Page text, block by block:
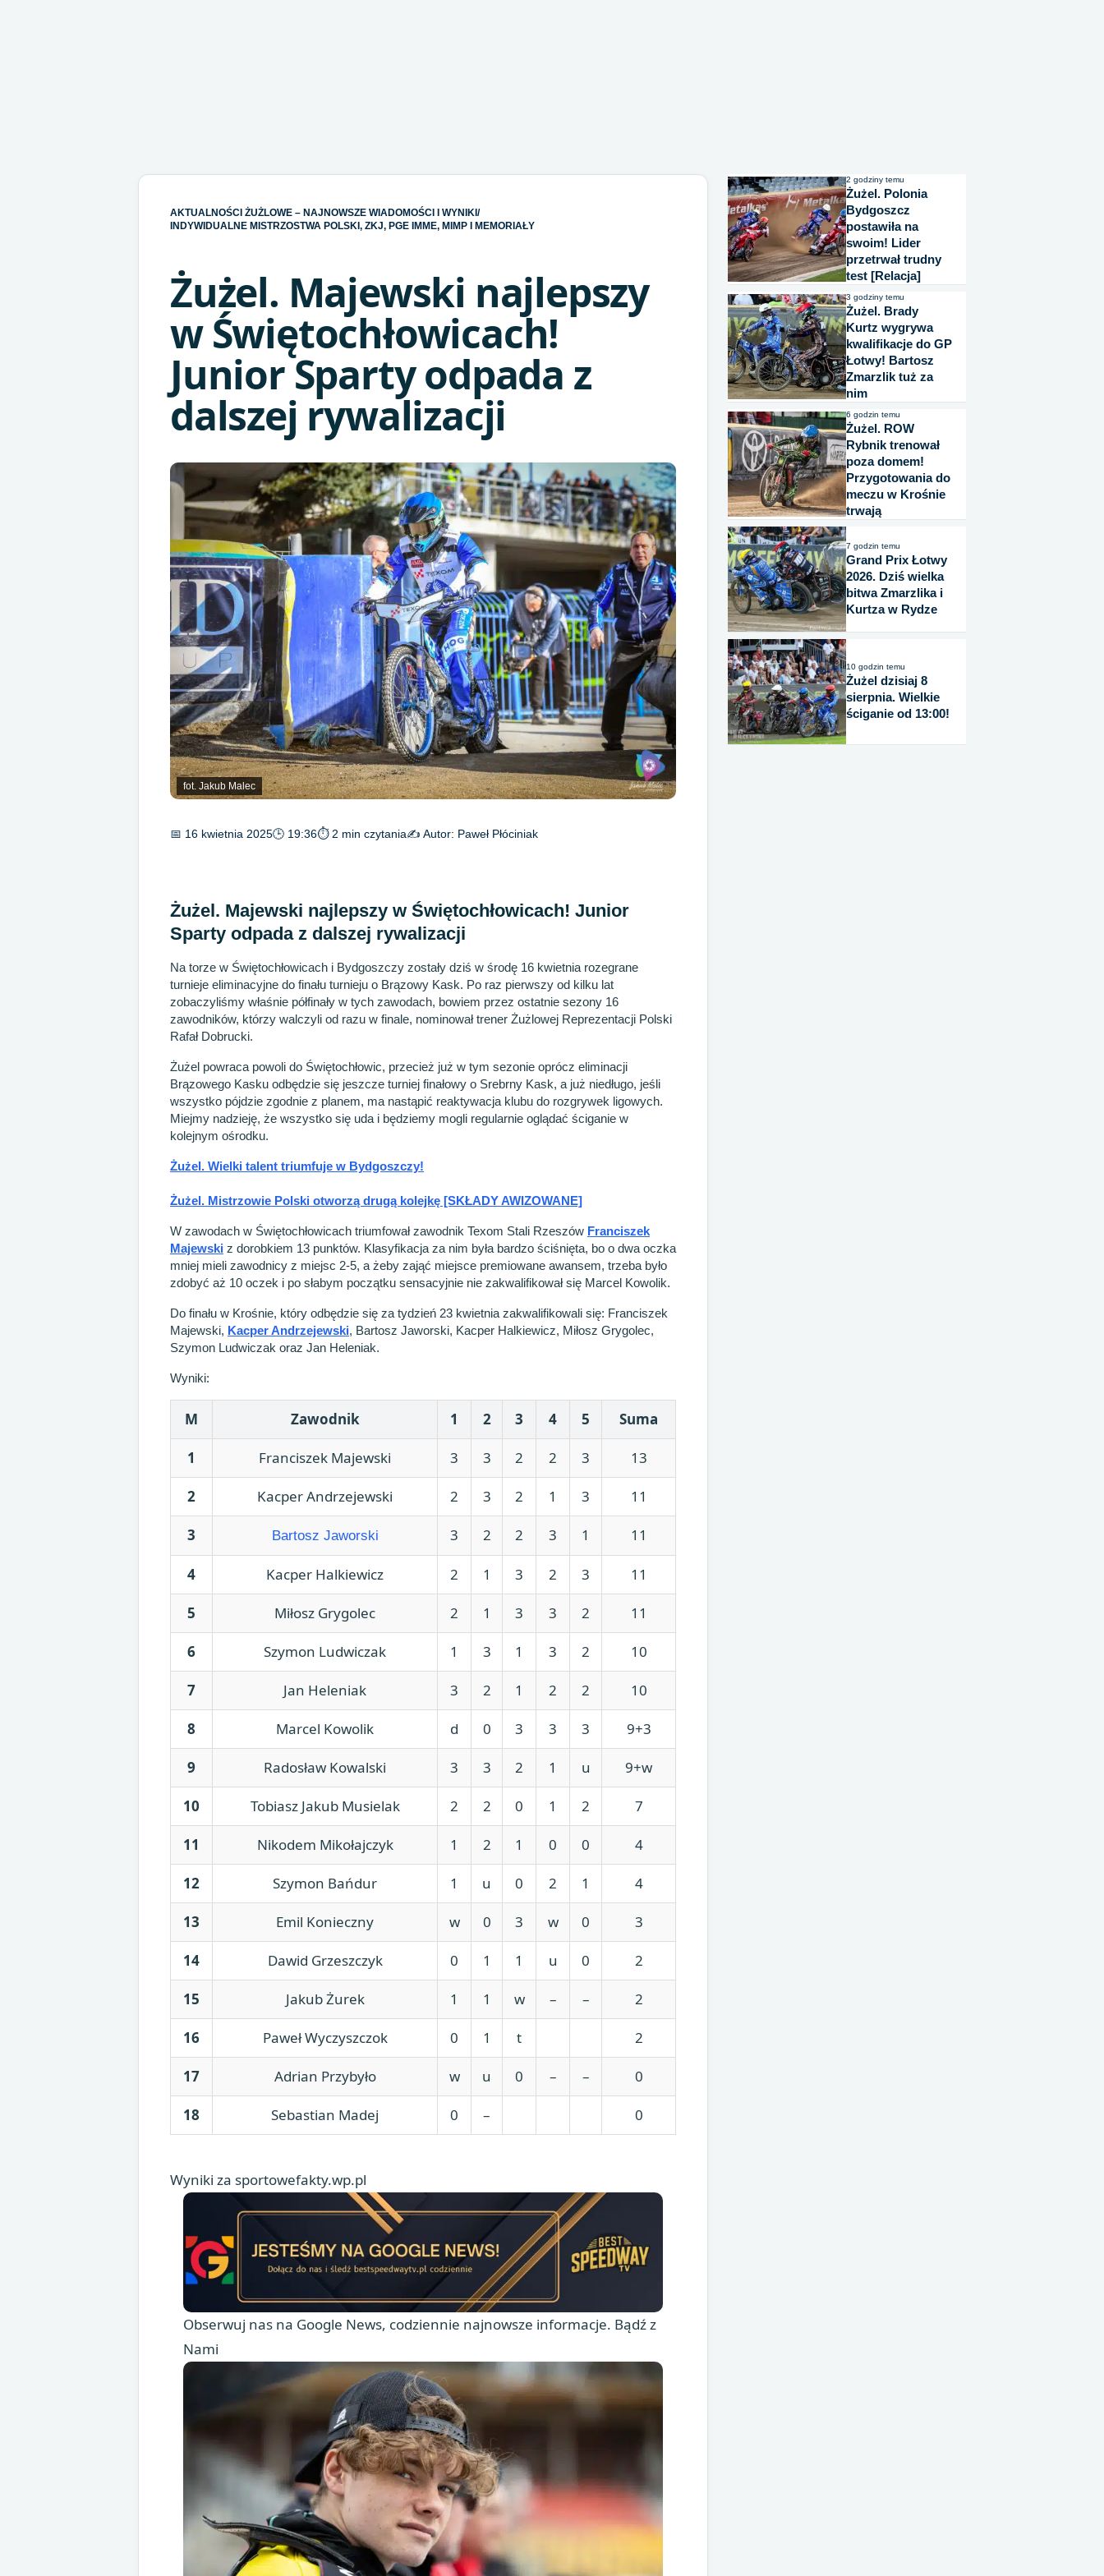
AKTUALNOŚCI ŻUŻLOWE – NAJNOWSZE WIADOMOŚCI I WYNIKI /
INDYWIDUALNE MISTRZOSTWA POLSKI, ZKJ, PGE IMME, MIMP I MEMORIAŁY
Żużel. Majewski najlepszy
w Świętochłowicach!
Junior Sparty odpada z
dalszej rywalizacji
fot. Jakub Malec
📅 16 kwietnia 2025🕒 19:36⏱ 2 min czytania✍️ Autor: Paweł Płóciniak
Żużel. Majewski najlepszy w Świętochłowicach! Junior
Sparty odpada z dalszej rywalizacji
Na torze w Świętochłowicach i Bydgoszczy zostały dziś w środę 16 kwietnia rozegrane
turnieje eliminacyjne do finału turnieju o Brązowy Kask. Po raz pierwszy od kilku lat
zobaczyliśmy właśnie półfinały w tych zawodach, bowiem przez ostatnie sezony 16
zawodników, którzy walczyli od razu w finale, nominował trener Żużlowej Reprezentacji Polski
Rafał Dobrucki.
Żużel powraca powoli do Świętochłowic, przecież już w tym sezonie oprócz eliminacji
Brązowego Kasku odbędzie się jeszcze turniej finałowy o Srebrny Kask, a już niedługo, jeśli
wszystko pójdzie zgodnie z planem, ma nastąpić reaktywacja klubu do rozgrywek ligowych.
Miejmy nadzieję, że wszystko się uda i będziemy mogli regularnie oglądać ściganie w
kolejnym ośrodku.
Żużel. Wielki talent triumfuje w Bydgoszczy!
Żużel. Mistrzowie Polski otworzą drugą kolejkę [SKŁADY AWIZOWANE]
W zawodach w Świętochłowicach triumfował zawodnik Texom Stali Rzeszów Franciszek
Majewski z dorobkiem 13 punktów. Klasyfikacja za nim była bardzo ściśnięta, bo o dwa oczka
mniej mieli zawodnicy z miejsc 2-5, a żeby zająć miejsce premiowane awansem, trzeba było
zdobyć aż 10 oczek i po słabym początku sensacyjnie nie zakwalifikował się Marcel Kowolik.
Do finału w Krośnie, który odbędzie się za tydzień 23 kwietnia zakwalifikowali się: Franciszek
Majewski, Kacper Andrzejewski, Bartosz Jaworski, Kacper Halkiewicz, Miłosz Grygolec,
Szymon Ludwiczak oraz Jan Heleniak.
Wyniki:
M Zawodnik 1 2 3 4 5 Suma
1 Franciszek Majewski 3 3 2 2 3 13
2 Kacper Andrzejewski 2 3 2 1 3 11
3 Bartosz Jaworski 3 2 2 3 1 11
4 Kacper Halkiewicz 2 1 3 2 3 11
5 Miłosz Grygolec 2 1 3 3 2 11
6 Szymon Ludwiczak 1 3 1 3 2 10
7 Jan Heleniak 3 2 1 2 2 10
8 Marcel Kowolik d 0 3 3 3 9+3
9 Radosław Kowalski 3 3 2 1 u 9+w
10 Tobiasz Jakub Musielak 2 2 0 1 2 7
11 Nikodem Mikołajczyk 1 2 1 0 0 4
12 Szymon Bańdur 1 u 0 2 1 4
13 Emil Konieczny w 0 3 w 0 3
14 Dawid Grzeszczyk 0 1 1 u 0 2
15 Jakub Żurek 1 1 w – – 2
16 Paweł Wyczyszczok 0 1 t 2
17 Adrian Przybyło w u 0 – – 0
18 Sebastian Madej 0 – 0
Wyniki za sportowefakty.wp.pl
Obserwuj nas na Google News, codziennie najnowsze informacje. Bądź z
Nami
2 godziny temu
Żużel. Polonia
Bydgoszcz
postawiła na
swoim! Lider
przetrwał trudny
test [Relacja]
3 godziny temu
Żużel. Brady
Kurtz wygrywa
kwalifikacje do GP
Łotwy! Bartosz
Zmarzlik tuż za
nim
6 godzin temu
Żużel. ROW
Rybnik trenował
poza domem!
Przygotowania do
meczu w Krośnie
trwają
7 godzin temu
Grand Prix Łotwy
2026. Dziś wielka
bitwa Zmarzlika i
Kurtza w Rydze
10 godzin temu
Żużel dzisiaj 8
sierpnia. Wielkie
ściganie od 13:00!